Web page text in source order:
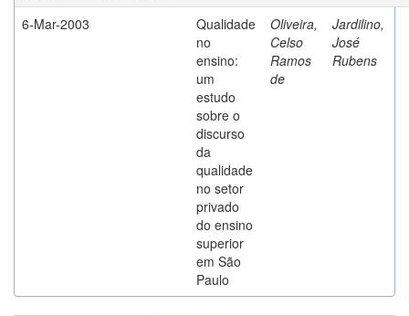
6-Mar-2003
Qualidade
no
ensino:
um
estudo
sobre o
discurso
da
qualidade
no setor
privado
do ensino
superior
em São
Paulo
Oliveira,
Celso
Ramos
de
Jardilino,
José
Rubens